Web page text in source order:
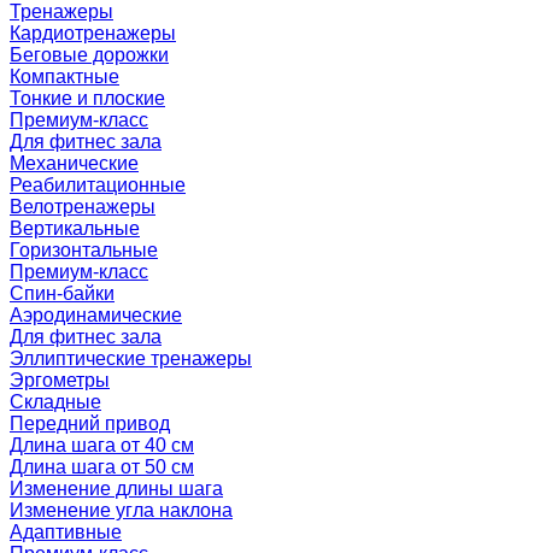
Тренажеры
Кардиотренажеры
Беговые дорожки
Компактные
Тонкие и плоские
Премиум-класс
Для фитнес зала
Механические
Реабилитационные
Велотренажеры
Вертикальные
Горизонтальные
Премиум-класс
Спин-байки
Аэродинамические
Для фитнес зала
Эллиптические тренажеры
Эргометры
Складные
Передний привод
Длина шага от 40 см
Длина шага от 50 см
Изменение длины шага
Изменение угла наклона
Адаптивные